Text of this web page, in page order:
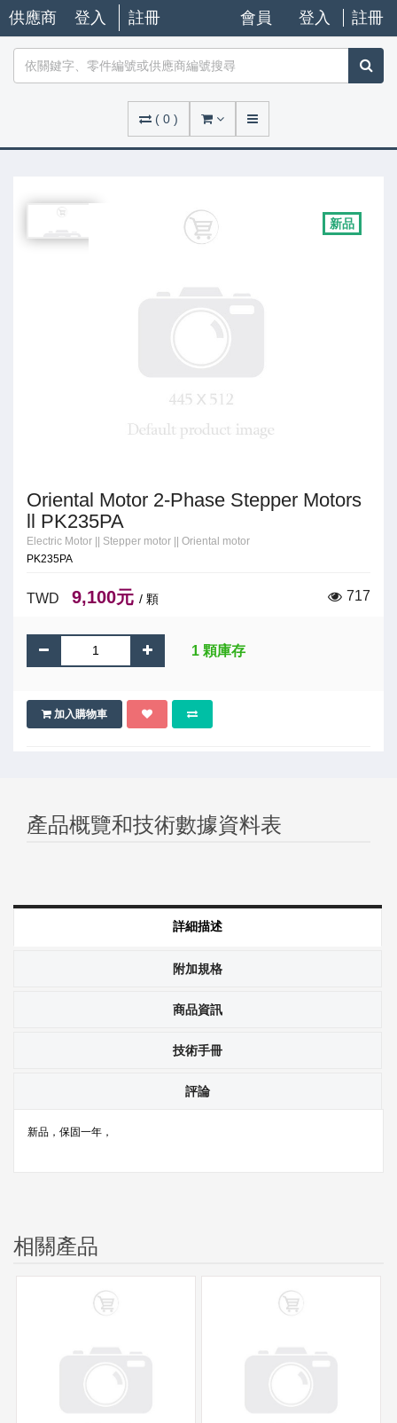
供應商 登入 註冊 會員 登入 註冊
( 0 )
新品
Oriental Motor 2-Phase Stepper Motors
ll PK235PA
Electric Motor Stepper motor
Oriental motor
PK235PA
TWD 9,100元 / 顆 717
1 顆庫存
加入購物車
產品概覽和技術數據資料表
詳細描述
附加規格
商品資訊
技術手冊
評論
新品，保固一年，
相關產品